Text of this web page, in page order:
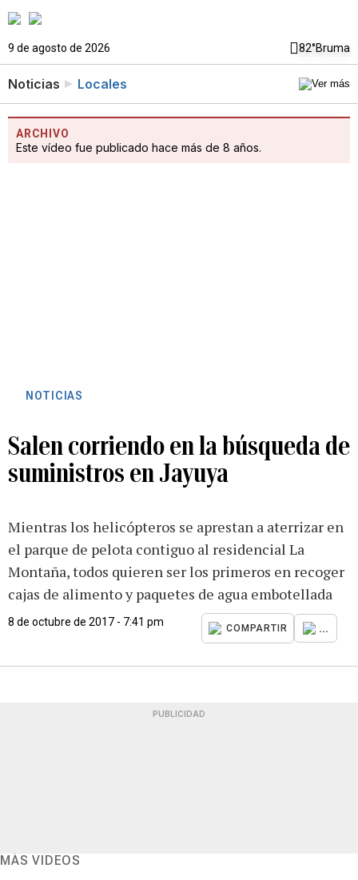
9 de agosto de 2026 82°Bruma
Noticias Locales
ARCHIVO
Este vídeo fue publicado hace más de 8 años.
NOTICIAS
Salen corriendo en la búsqueda de
suministros en Jayuya
Mientras los helicópteros se aprestan a aterrizar en
el parque de pelota contiguo al residencial La
Montaña, todos quieren ser los primeros en recoger
cajas de alimento y paquetes de agua embotellada
8 de octubre de 2017 - 7:41 pm
COMPARTIR ...
PUBLICIDAD
MÁS VIDEOS